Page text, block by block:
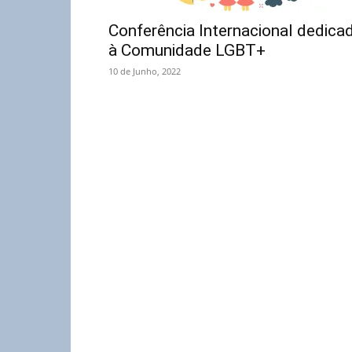
Conferência Internacional
à Comunidade LGBT+
10 de Junho, 2022